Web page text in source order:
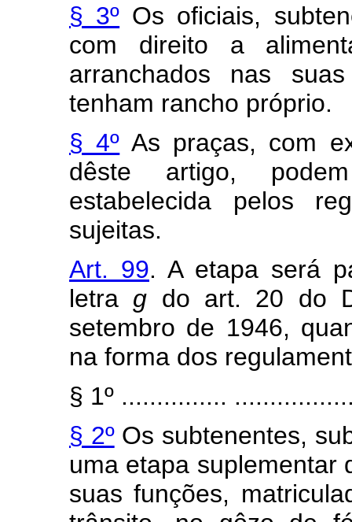
§ 3º Os oficiais,
com direito a
arranchados nas
tenham rancho próprio.
§ 4º As praças, com
dêste artigo,
estabelecida pelos
sujeitas.
Art. 99. A etapa será
letra g do art. 20 do
setembro de 1946,
na forma dos
§ 1º ...............
§ 2ºOs subtenentes,
uma etapa suplementar
suas funções,